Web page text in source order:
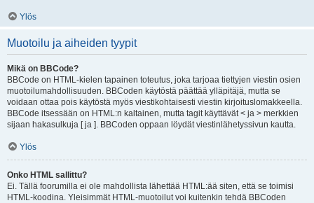
Ylös
Muotoilu ja aiheiden tyypit
Mikä on BBCode?
BBCode on HTML-kielen tapainen toteutus, joka tarjoaa tiettyjen viestin osien
muotoilumahdollisuuden. BBCoden käytöstä päättää ylläpitäjä, mutta se
voidaan ottaa pois käytöstä myös viestikohtaisesti viestin kirjoituslomakkeella.
BBCode itsessään on HTML:n kaltainen, mutta tagit käyttävät < ja > merkkien
sijaan hakasulkuja [ ja ]. BBCoden oppaan löydät viestinlähetyssivun kautta.
Ylös
Onko HTML sallittu?
Ei. Tällä foorumilla ei ole mahdollista lähettää HTML:ää siten, että se toimisi
HTML-koodina. Yleisimmät HTML-muotoilut voi kuitenkin tehdä BBCoden